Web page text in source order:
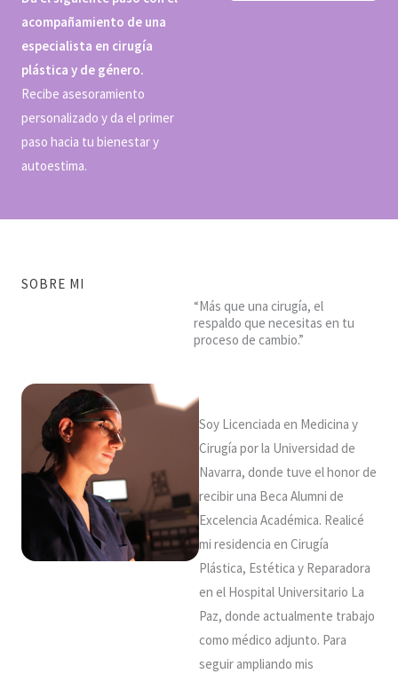
acompañamiento de una
especialista en cirugía
plástica y de género.
Recibe asesoramiento
personalizado y da el primer
paso hacia tu bienestar y
autoestima.
SOBRE MI
“Más que una cirugía, el
respaldo que necesitas en tu
proceso de cambio.”
Soy Licenciada en Medicina y
Cirugía por la Universidad de
Navarra, donde tuve el honor de
recibir una Beca Alumni de
Excelencia Académica. Realicé
mi residencia en Cirugía
Plástica, Estética y Reparadora
en el Hospital Universitario La
Paz, donde actualmente trabajo
como médico adjunto. Para
seguir ampliando mis